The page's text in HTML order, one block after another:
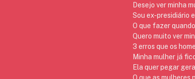
Desejo ver minha
Sou ex-presidiário
O que fazer
Quero muito ver
3 erros que os
Minha mulher já
Ela quer pegar
O que as mulheres